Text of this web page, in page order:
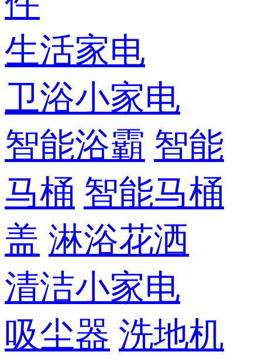
生活家电
卫浴小家电
智能浴霸 智能
马桶 智能马桶
盖 淋浴花洒
清洁小家电
吸尘器 洗地机